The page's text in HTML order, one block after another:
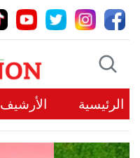
الرئيسية الأرشيف